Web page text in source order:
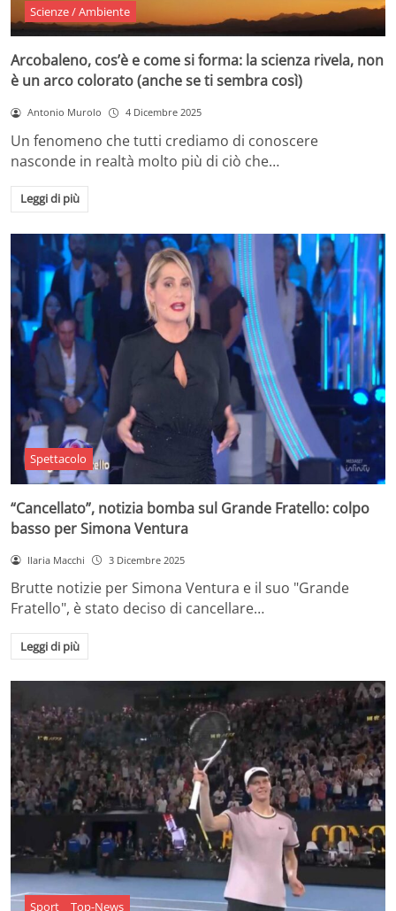
Scienze / Ambiente
Arcobaleno, cos’è e come si forma: la scienza rivela, non
è un arco colorato (anche se ti sembra così)
Antonio Murolo 4 Dicembre 2025
Un fenomeno che tutti crediamo di conoscere
nasconde in realtà molto più di ciò che…
Leggi di più
Spettacolo
“Cancellato”, notizia bomba sul Grande Fratello: colpo
basso per Simona Ventura
Ilaria Macchi 3 Dicembre 2025
Brutte notizie per Simona Ventura e il suo "Grande
Fratello", è stato deciso di cancellare…
Leggi di più
Sport Top-News